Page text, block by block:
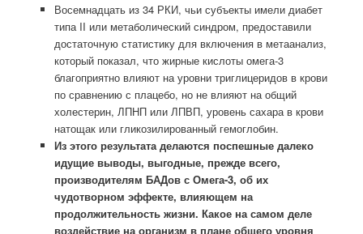
Восемнадцать из 34 РКИ, чьи субъекты имели диабет
типа II или метаболический синдром, предоставили
достаточную статистику для включения в метаанализ,
который показал, что жирные кислоты омега-3
благоприятно влияют на уровни триглицеридов в крови
по сравнению с плацебо, но не влияют на общий
холестерин, ЛПНП или ЛПВП, уровень сахара в крови
натощак или гликозилированный гемоглобин.
Из этого результата делаются поспешные далеко
идущие выводы, выгодные, прежде всего,
производителям БАДов с Омега-3, об их
чудотворном эффекте, влияющем на
продолжительность жизни. Какое на самом деле
воздействие на организм в плане общего уровня